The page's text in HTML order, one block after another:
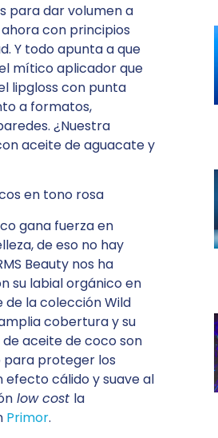
para dar volumen a
con principios
Y todo apunta a que
mítico aplicador que
lipgloss con punta
a formatos,
¿Nuestra
aceite de aguacate y
en tono rosa
gana fuerza en
de eso no hay
Beauty nos ha
su labial orgánico en
la colección Wild
cobertura y su
aceite de coco son
proteger los
efecto cálido y suave al
low cost la
Primor.